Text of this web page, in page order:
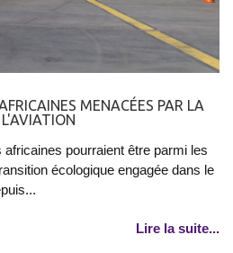
MENACÉES PAR LA
pourraient être parmi les
écologique engagée dans le
Lire la suite...